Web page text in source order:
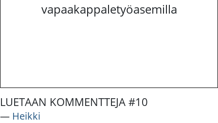
vapaakappaletyöasemilla
LUETAAN KOMMENTTEJA #10
― Heikki